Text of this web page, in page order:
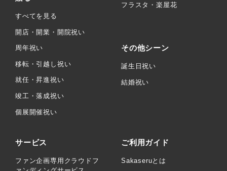
すべてを見る
開店・開業・開院祝い
周年祝い
移転・引越し祝い
就任・昇進祝い
竣工・落成祝い
個展開催祝い
フラスタ・楽屋花
その他シーン
誕生日祝い
結婚祝い
サービス
ファン企画専用クラウドフ
ご利用ガイド
Sakaseruとは